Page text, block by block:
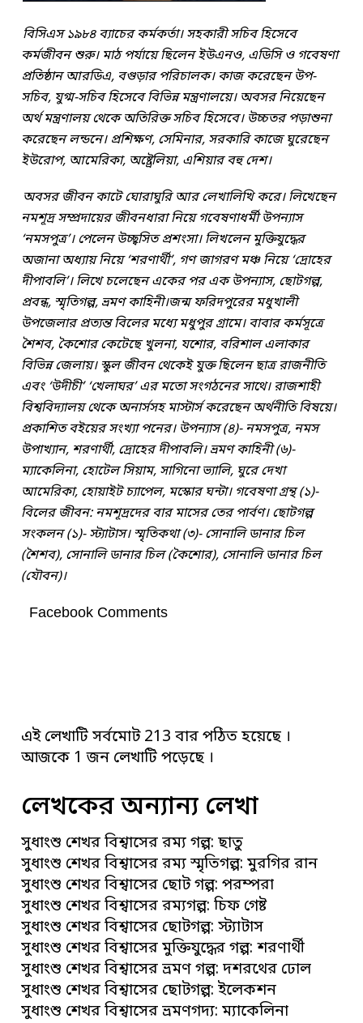
বিসিএস ১৯৮৪ ব্যাচের কর্মকর্তা। সহকারী সচিব হিসেবে
কর্মজীবন শুরু। মাঠ পর্যায়ে ছিলেন ইউএনও, এডিসি ও গবেষণা
প্রতিষ্ঠান আরডিএ, বগুড়ার পরিচালক। কাজ করেছেন উপ-
সচিব, যুগ্ম-সচিব হিসেবে বিভিন্ন মন্ত্রণালয়ে। অবসর নিয়েছেন
অর্থ মন্ত্রণালয় থেকে অতিরিক্ত সচিব হিসেবে। উচ্চতর পড়াশুনা
করেছেন লন্ডনে। প্রশিক্ষণ, সেমিনার, সরকারি কাজে ঘুরেছেন
ইউরোপ, আমেরিকা, অষ্ট্রেলিয়া, এশিয়ার বহু দেশ।
অবসর জীবন কাটে ঘোরাঘুরি আর লেখালিখি করে। লিখেছেন
নমশূদ্র সম্প্রদায়ের জীবনধারা নিয়ে গবেষণাধর্মী উপন্যাস
‘নমসপুত্র’। পেলেন উচ্ছ্বসিত প্রশংসা। লিখলেন মুক্তিযুদ্ধের
অজানা অধ্যায় নিয়ে ‘শরণার্থী’, গণ জাগরণ মঞ্চ নিয়ে ‘দ্রোহের
দীপাবলি’। লিখে চলেছেন একের পর এক উপন্যাস, ছোটগল্প,
প্রবন্ধ, স্মৃতিগল্প, ভ্রমণ কাহিনী।জন্ম ফরিদপুরের মধুখালী
উপজেলার প্রত্যন্ত বিলের মধ্যে মধুপুর গ্রামে। বাবার কর্মসূত্রে
শৈশব, কৈশোর কেটেছে খুলনা, যশোর, বরিশাল এলাকার
বিভিন্ন জেলায়। স্কুল জীবন থেকেই যুক্ত ছিলেন ছাত্র রাজনীতি
এবং ‘উদীচী’ ‘খেলাঘর’ এর মতো সংগঠনের সাথে। রাজশাহী
বিশ্ববিদ্যালয় থেকে অনার্সসহ মাস্টার্স করেছেন অর্থনীতি বিষয়ে।
প্রকাশিত বইয়ের সংখ্যা পনের। উপন্যাস (৪)- নমসপুত্র, নমস
উপাখ্যান, শরণার্থী, দ্রোহের দীপাবলি। ভ্রমণ কাহিনী (৬)-
ম্যাকেলিনা, হোটেল সিয়াম, সাগিনো ভ্যালি, ঘুরে দেখা
আমেরিকা, হোয়াইট চ্যাপেল, মস্কোর ঘন্টা। গবেষণা গ্রন্থ (১)-
বিলের জীবন: নমশূদ্রদের বার মাসের তের পার্বণ। ছোটগল্প
সংকলন (১)- স্ট্যাটাস। স্মৃতিকথা (৩)- সোনালি ডানার চিল
(শৈশব), সোনালি ডানার চিল (কৈশোর), সোনালি ডানার চিল
(যৌবন)।
Facebook Comments
এই লেখাটি সর্বমোট 213 বার পঠিত হয়েছে ।
আজকে 1 জন লেখাটি পড়েছে ।
লেখকের অন্যান্য লেখা
সুধাংশু শেখর বিশ্বাসের রম্য গল্প: ছাতু
সুধাংশু শেখর বিশ্বাসের রম্য স্মৃতিগল্প: মুরগির রান
সুধাংশু শেখর বিশ্বাসের ছোট গল্প: পরম্পরা
সুধাংশু শেখর বিশ্বাসের রম্যগল্প: চিফ গেষ্ট
সুধাংশু শেখর বিশ্বাসের ছোটগল্প: স্ট্যাটাস
সুধাংশু শেখর বিশ্বাসের মুক্তিযুদ্ধের গল্প: শরণার্থী
সুধাংশু শেখর বিশ্বাসের ভ্রমণ গল্প: দশরথের ঢোল
সুধাংশু শেখর বিশ্বাসের ছোটগল্প: ইলেকশন
সুধাংশু শেখর বিশ্বাসের ভ্রমণগদ্য: ম্যাকেলিনা